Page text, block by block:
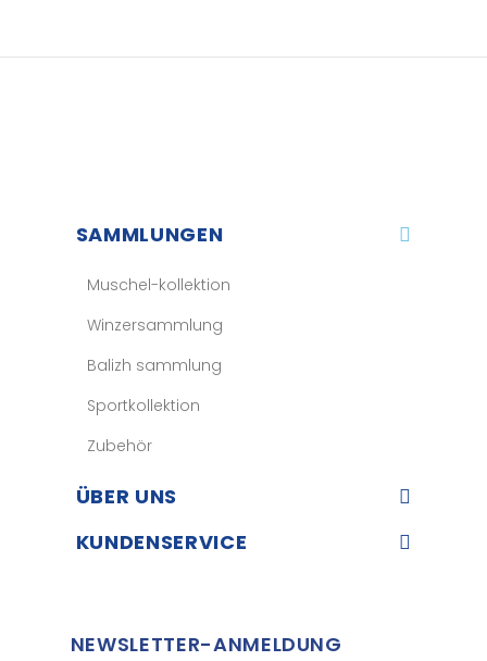
SAMMLUNGEN
Muschel-kollektion
Winzersammlung
Balizh sammlung
Sportkollektion
Zubehör
ÜBER UNS​
KUNDENSERVICE​
NEWSLETTER-ANMELDUNG